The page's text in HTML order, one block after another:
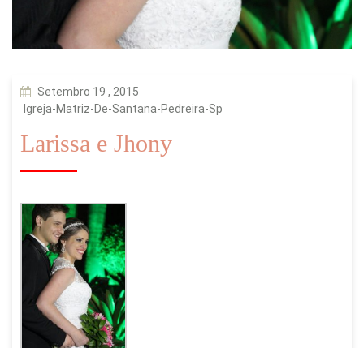
Setembro 19 , 2015
Igreja-Matriz-De-Santana-Pedreira-Sp
Larissa e Jhony